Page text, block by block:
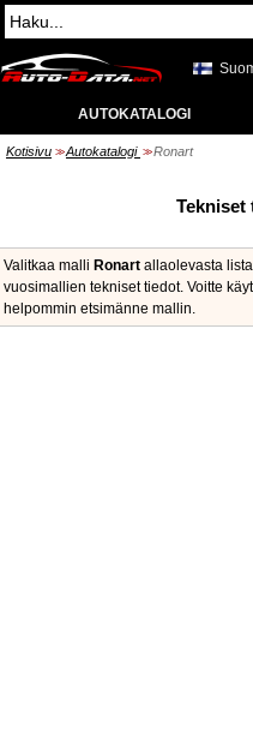
AUTOKATALOGI
Kotisivu >> Autokatalogi >> Ronart
Tekniset
Valitkaa malli Ronart allaolevasta
vuosimallien tekniset tiedot. Voitte
helpommin etsimänne mallin.